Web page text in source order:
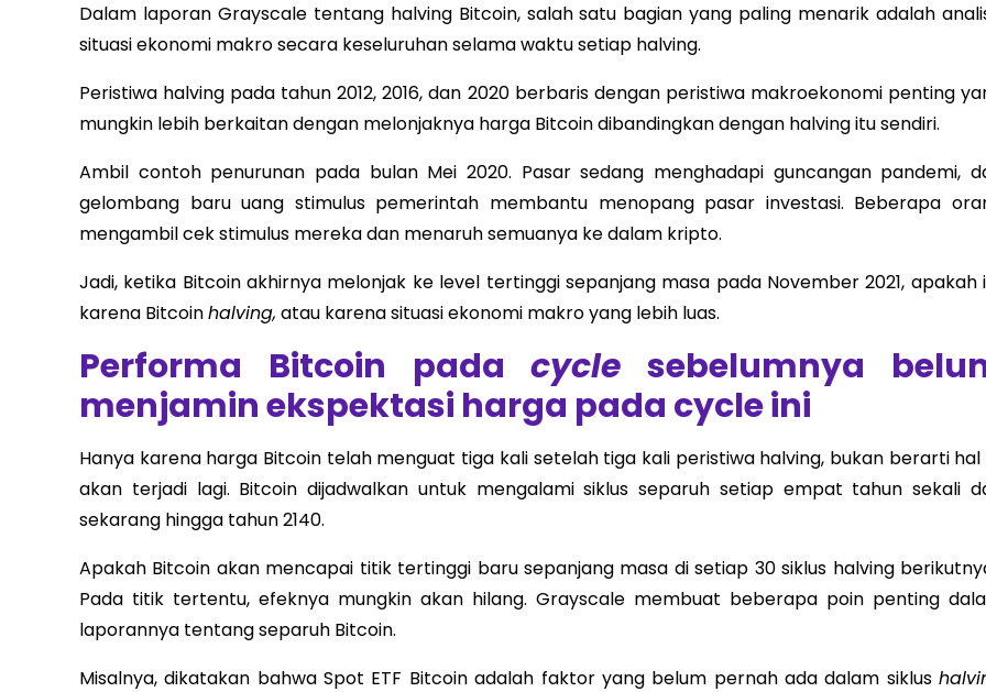
Dalam laporan Grayscale tentang halving Bitcoin, salah satu bagian yang paling menarik adalah
situasi ekonomi makro secara keseluruhan selama waktu setiap halving.
Peristiwa halving pada tahun 2012, 2016, dan 2020 berbaris dengan peristiwa makroekonomi penting
mungkin lebih berkaitan dengan melonjaknya harga Bitcoin dibandingkan dengan halving itu sendiri.
Ambil contoh penurunan pada bulan Mei 2020. Pasar sedang menghadapi guncangan pandemi,
gelombang baru uang stimulus pemerintah membantu menopang pasar investasi. Beberapa
mengambil cek stimulus mereka dan menaruh semuanya ke dalam kripto.
Jadi, ketika Bitcoin akhirnya melonjak ke level tertinggi sepanjang masa pada November 2021, apakah
karena Bitcoinhalving, atau karena situasi ekonomi makro yang lebih luas.
Performa Bitcoin pada cycle sebelumnya
menjamin ekspektasi harga pada cycle ini
Hanya karena harga Bitcoin telah menguat tiga kali setelah tiga kali peristiwa halving, bukan berarti hal
akan terjadi lagi. Bitcoin dijadwalkan untuk mengalami siklus separuh setiap empat tahun sekali
sekarang hingga tahun 2140.
Apakah Bitcoin akan mencapai titik tertinggi baru sepanjang masa di setiap 30 siklus halving
Pada titik tertentu, efeknya mungkin akan hilang. Grayscale membuat beberapa poin penting
laporannya tentang separuh Bitcoin.
Misalnya, dikatakan bahwa Spot ETF Bitcoin adalah faktor yang belum pernah ada dalam siklus